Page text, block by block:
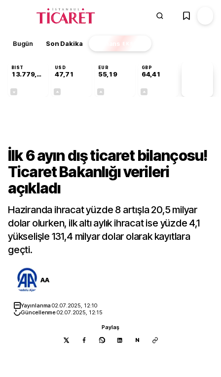
Bugün Son Dakika Finans EKSTRA
BIST
13.779,39
USD
47,71
EUR
55,19
GBP
64,41
İlk 6 ayın dış ticaret bilançosu!
Ticaret Bakanlığı verileri
açıkladı
Haziranda ihracat yüzde 8 artışla 20,5 milyar
dolar olurken, ilk altı aylık ihracat ise yüzde 4,1
yükselişle 131,4 milyar dolar olarak kayıtlara
geçti.
AA
Yayınlanma02.07.2025, 12:10
Güncellenme02.07.2025, 12:15
Paylaş
N